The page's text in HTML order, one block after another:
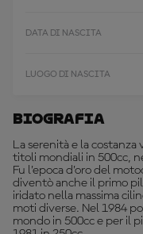
DATA DI NASCITA
LUOGO DI NASCITA
Biografia
La serenità e la
titoli mondiali in 500cc,
Fu l’epoca d’oro del
diventò anche il primo
iridato nella massima
moti diverse. Nel 1984
mondo in 500cc e per il